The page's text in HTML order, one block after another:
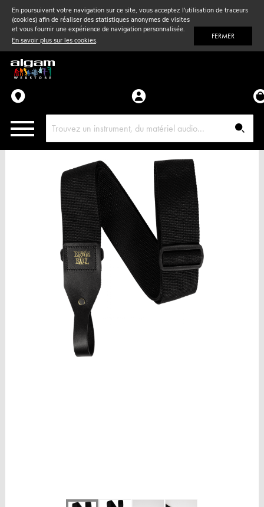
En poursuivant votre navigation sur ce site, vous acceptez l'utilisation de traceurs
(cookies) afin de réaliser des statistiques anonymes de visites
et vous fournir une expérience de navigation personnalisée.
En savoir plus sur les cookies. FERMER
Vent& Violon
Accessoires
Pièces détachées